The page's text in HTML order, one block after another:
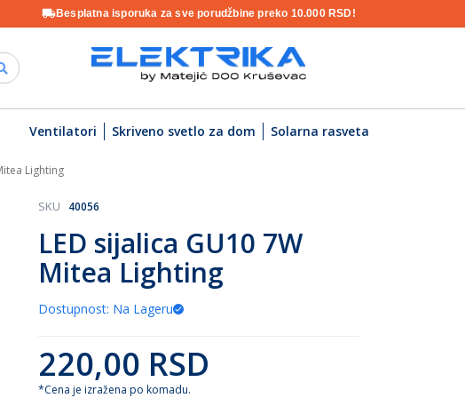
Besplatna isporuka za sve porudžbine preko 10.000 RSD!
Ventilatori Skriveno svetlo za dom Solarna rasveta
Lighting
LED sijalica GU10 7W
Mitea Lighting
SKU 40056
Dostupnost: Na Lageru
220,00 RSD
*Cena je izražena po komadu.